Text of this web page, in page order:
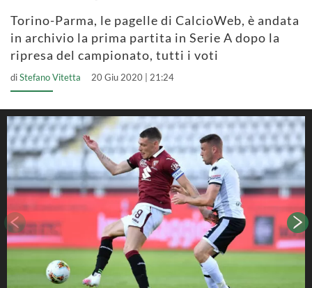
Torino-Parma, le pagelle di CalcioWeb, è andata
in archivio la prima partita in Serie A dopo la
ripresa del campionato, tutti i voti
diStefano Vitetta 20 Giu 2020 | 21:24